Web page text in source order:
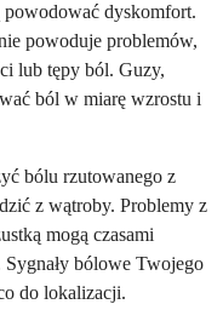
dyskomfort.
powoduje problemów,
lub tępy ból. Guzy,
ból w miarę wzrostu i
bólu rzutowanego z
z wątroby. Problemy z
mogą czasami
bólowe Twojego
do lokalizacji.